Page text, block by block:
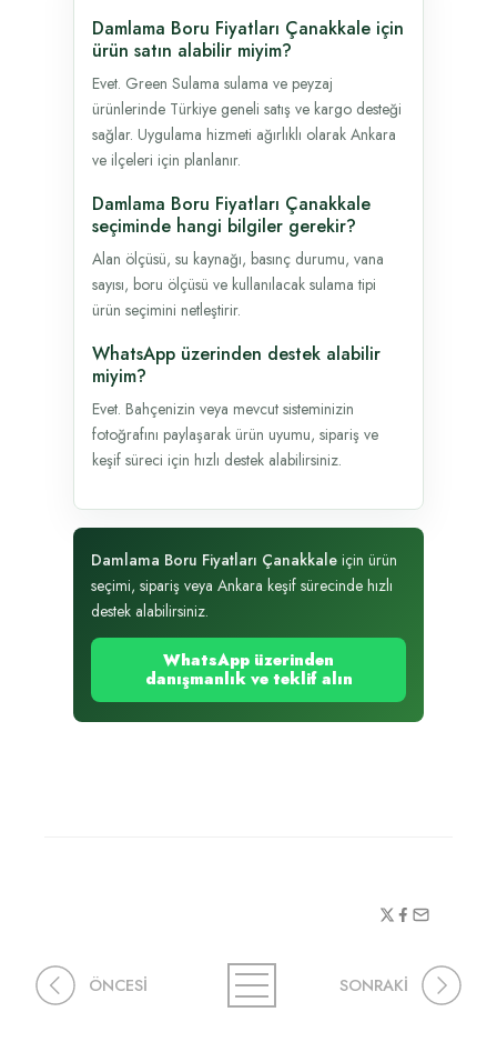
Damlama Boru Fiyatları Çanakkale için
ürün satın alabilir miyim?
Evet. Green Sulama sulama ve peyzaj
ürünlerinde Türkiye geneli satış ve kargo desteği
sağlar. Uygulama hizmeti ağırlıklı olarak Ankara
ve ilçeleri için planlanır.
Damlama Boru Fiyatları Çanakkale
seçiminde hangi bilgiler gerekir?
Alan ölçüsü, su kaynağı, basınç durumu, vana
sayısı, boru ölçüsü ve kullanılacak sulama tipi
ürün seçimini netleştirir.
WhatsApp üzerinden destek alabilir
miyim?
Evet. Bahçenizin veya mevcut sisteminizin
fotoğrafını paylaşarak ürün uyumu, sipariş ve
keşif süreci için hızlı destek alabilirsiniz.
Damlama Boru Fiyatları Çanakkale için ürün
seçimi, sipariş veya Ankara keşif sürecinde hızlı
destek alabilirsiniz.
WhatsApp üzerinden
danışmanlık ve teklif alın
ÖNCESİ SONRAKİ